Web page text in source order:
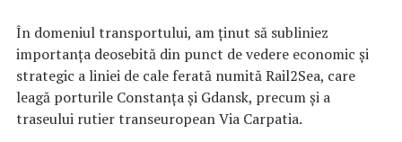
În domeniul transportului, am ținut să subliniez
importanța deosebită din punct de vedere economic și
strategic a liniei de cale ferată numită Rail2Sea, care
leagă porturile Constanța și Gdansk, precum și a
traseului rutier transeuropean Via Carpatia.